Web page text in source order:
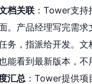
档关联：Tower支持
。产品经理写完需求
务，指派给开发。文
能看到最新版本，不
汇总：Tower提供项